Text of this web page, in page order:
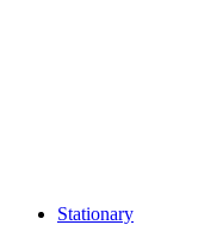
Stationary